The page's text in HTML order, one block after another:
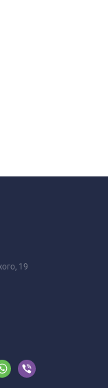
19